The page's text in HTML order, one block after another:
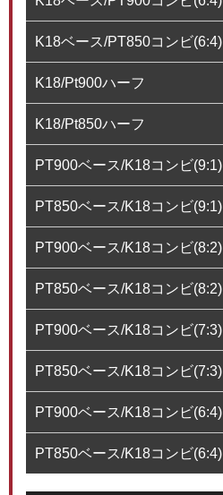
K18ベース/PT850コンビ(6:4)
K18/Pt900ハーフ
K18/Pt850ハーフ
PT900ベース/K18コンビ(9:1)
PT850ベース/K18コンビ(9:1)
PT900ベース/K18コンビ(8:2)
PT850ベース/K18コンビ(8:2)
PT900ベース/K18コンビ(7:3)
PT850ベース/K18コンビ(7:3)
PT900ベース/K18コンビ(6:4)
PT850ベース/K18コンビ(6:4)